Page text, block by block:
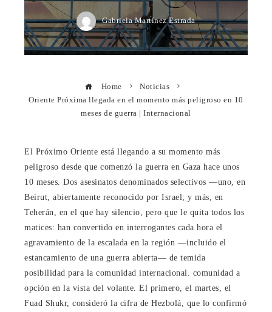
Gabriela Martínez Estrada
Home
Noticias
Oriente Próxima llegada en el momento más peligroso en 10
meses de guerra | Internacional
El Próximo Oriente está llegando a su momento más
peligroso desde que comenzó la guerra en Gaza hace unos
10 meses. Dos asesinatos denominados selectivos ―uno, en
Beirut, abiertamente reconocido por Israel; y más, en
Teherán, en el que hay silencio, pero que le quita todos los
matices: han convertido en interrogantes cada hora el
agravamiento de la escalada en la región ―incluido el
estancamiento de una guerra abierta― de temida
posibilidad para la comunidad internacional. comunidad a
opción en la vista del volante. El primero, el martes, el
Fuad Shukr, consideró la cifra de Hezbolá, que lo confirmó